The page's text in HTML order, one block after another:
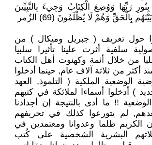
رَبِّهَا وَوُضِعَ الْكِتَابُ وَجِيءَ بِالنَّبِيِّينَ
بِالْحَقِّ وَهُمْ لَا يُظْلَمُونَ (69) الزُمر
حول تعريف ( جبريل وميكال ) من
سلفية أثرت علينا تأثيرا سلبيا
من خلال أئمة وكهنوت أهل الكتاب
أكثر من ثلاثة آلاف عام, حينما أدخلوا
الوضعية الملكية ( التلموذ, العهد
) أدخلوا أسماءا لملائكة في كتبهم
الوضعية !! ما أدى بالنتيجة إن أجدادنا
لم يتورعوا كذلك في تحريفهم
الكريم ظلما وعدوانا ومعتمدين في
البشرية الشخصية على كُتب